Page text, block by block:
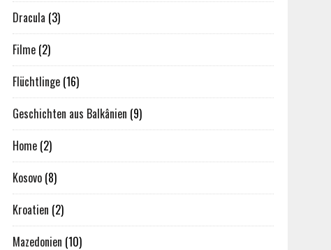
Dracula (3)
Filme (2)
Flüchtlinge (16)
Geschichten aus Balkânien (9)
Home (2)
Kosovo (8)
Kroatien (2)
Mazedonien (10)